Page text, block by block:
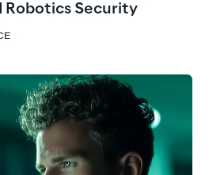
Robotics Security